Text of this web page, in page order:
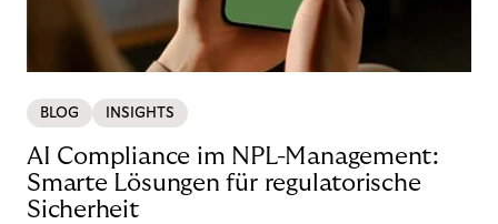
BLOG INSIGHTS
AI Compliance im NPL-Management:
Smarte Lösungen für regulatorische
Sicherheit